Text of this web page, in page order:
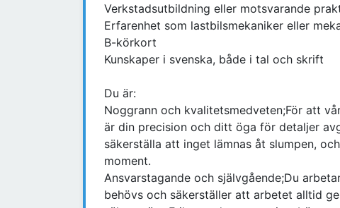
Verkstadsutbildning eller motsvarande
Erfarenhet som lastbilsmekaniker eller
B-körkort
Kunskaper i svenska, både i tal och skrift
Du är:
Noggrann och kvalitetsmedveten;För att
är din precision och ditt öga för detaljer
säkerställa att inget lämnas åt slumpen,
moment.
Ansvarstagande och självgående;Du
behövs och säkerställer att arbetet alltid